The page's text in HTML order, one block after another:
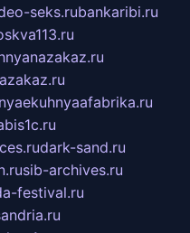
seks.rubankaribi.ru
dark-sand.ru
sib-archives.ru
festival.ru